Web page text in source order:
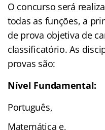
O concurso será
todas as funções, a
de prova objetiva de
classificatório. As
provas são:
Nível Fundamental:
Português,
Matemática e,